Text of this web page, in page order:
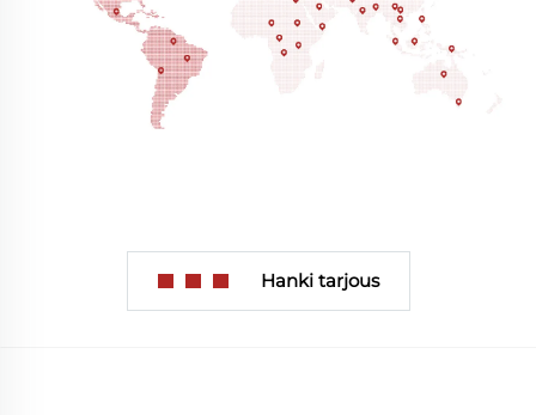
Hanki tarjous